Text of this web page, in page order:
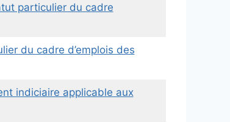
particulier du cadre
du cadre d’emplois des
indiciaire applicable aux